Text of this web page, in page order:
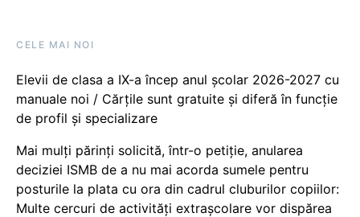
CELE MAI NOI
Elevii de clasa a IX-a încep anul școlar 2026-2027 cu
manuale noi / Cărțile sunt gratuite și diferă în funcție
de profil și specializare
Mai mulți părinți solicită, într-o petiție, anularea
deciziei ISMB de a nu mai acorda sumele pentru
posturile la plata cu ora din cadrul cluburilor copiilor:
Multe cercuri de activități extrașcolare vor dispărea